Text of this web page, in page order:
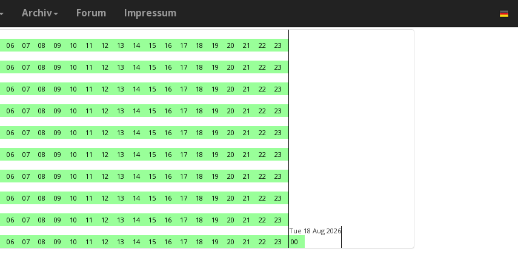
Archiv Forum Impressum
06 07 08 09 10 11 12 13 14 15 16 17 18 19 20 21 22
23
06 07 08 09 10 11 12 13 14 15 16 17 18 19 20 21 22
23
06 07 08 09 10 11 12 13 14 15 16 17 18 19 20 21 22
23
06 07 08 09 10 11 12 13 14 15 16 17 18 19 20 21 22
23
06 07 08 09 10 11 12 13 14 15 16 17 18 19 20 21 22
23
06 07 08 09 10 11 12 13 14 15 16 17 18 19 20 21 22
23
06 07 08 09 10 11 12 13 14 15 16 17 18 19 20 21 22
23
06 07 08 09 10 11 12 13 14 15 16 17 18 19 20 21 22
23
06 07 08 09 10 11 12 13 14 15 16 17 18 19 20 21 22
23
06 07 08 09 10 11 12 13 14 15 16 17 18 19 20 21 22 23
Tue 18 Aug 2026
00